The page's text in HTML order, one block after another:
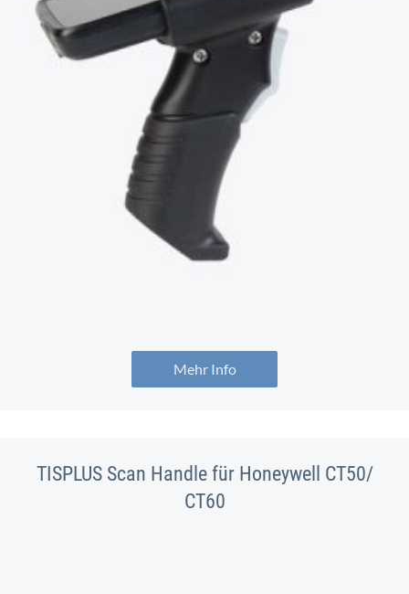
Mehr Info
TISPLUS Scan Handle für Honeywell CT50/
CT60